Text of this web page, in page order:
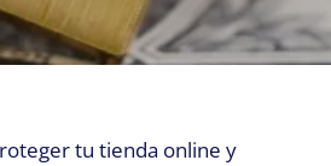
tu tienda online y